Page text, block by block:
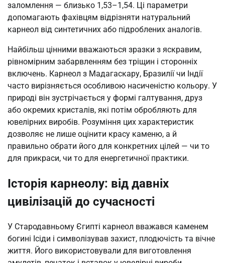
заломлення — близько 1,53–1,54. Ці параметри
допомагають фахівцям відрізняти натуральний
карнеол від синтетичних або підроблених аналогів.
Найбільш цінними вважаються зразки з яскравим,
рівномірним забарвленням без тріщин і сторонніх
включень. Карнеол з Мадагаскару, Бразилії чи Індії
часто вирізняється особливою насиченістю кольору. У
природі він зустрічається у формі галтування, друз
або окремих кристалів, які потім обробляють для
ювелірних виробів. Розуміння цих характеристик
дозволяє не лише оцінити красу каменю, а й
правильно обрати його для конкретних цілей — чи то
для прикраси, чи то для енергетичної практики.
Історія карнеолу: від давніх
цивілізацій до сучасності
У Стародавньому Єгипті карнеол вважався каменем
богині Ісіди і символізував захист, плодючість та вічне
життя. Його використовували для виготовлення